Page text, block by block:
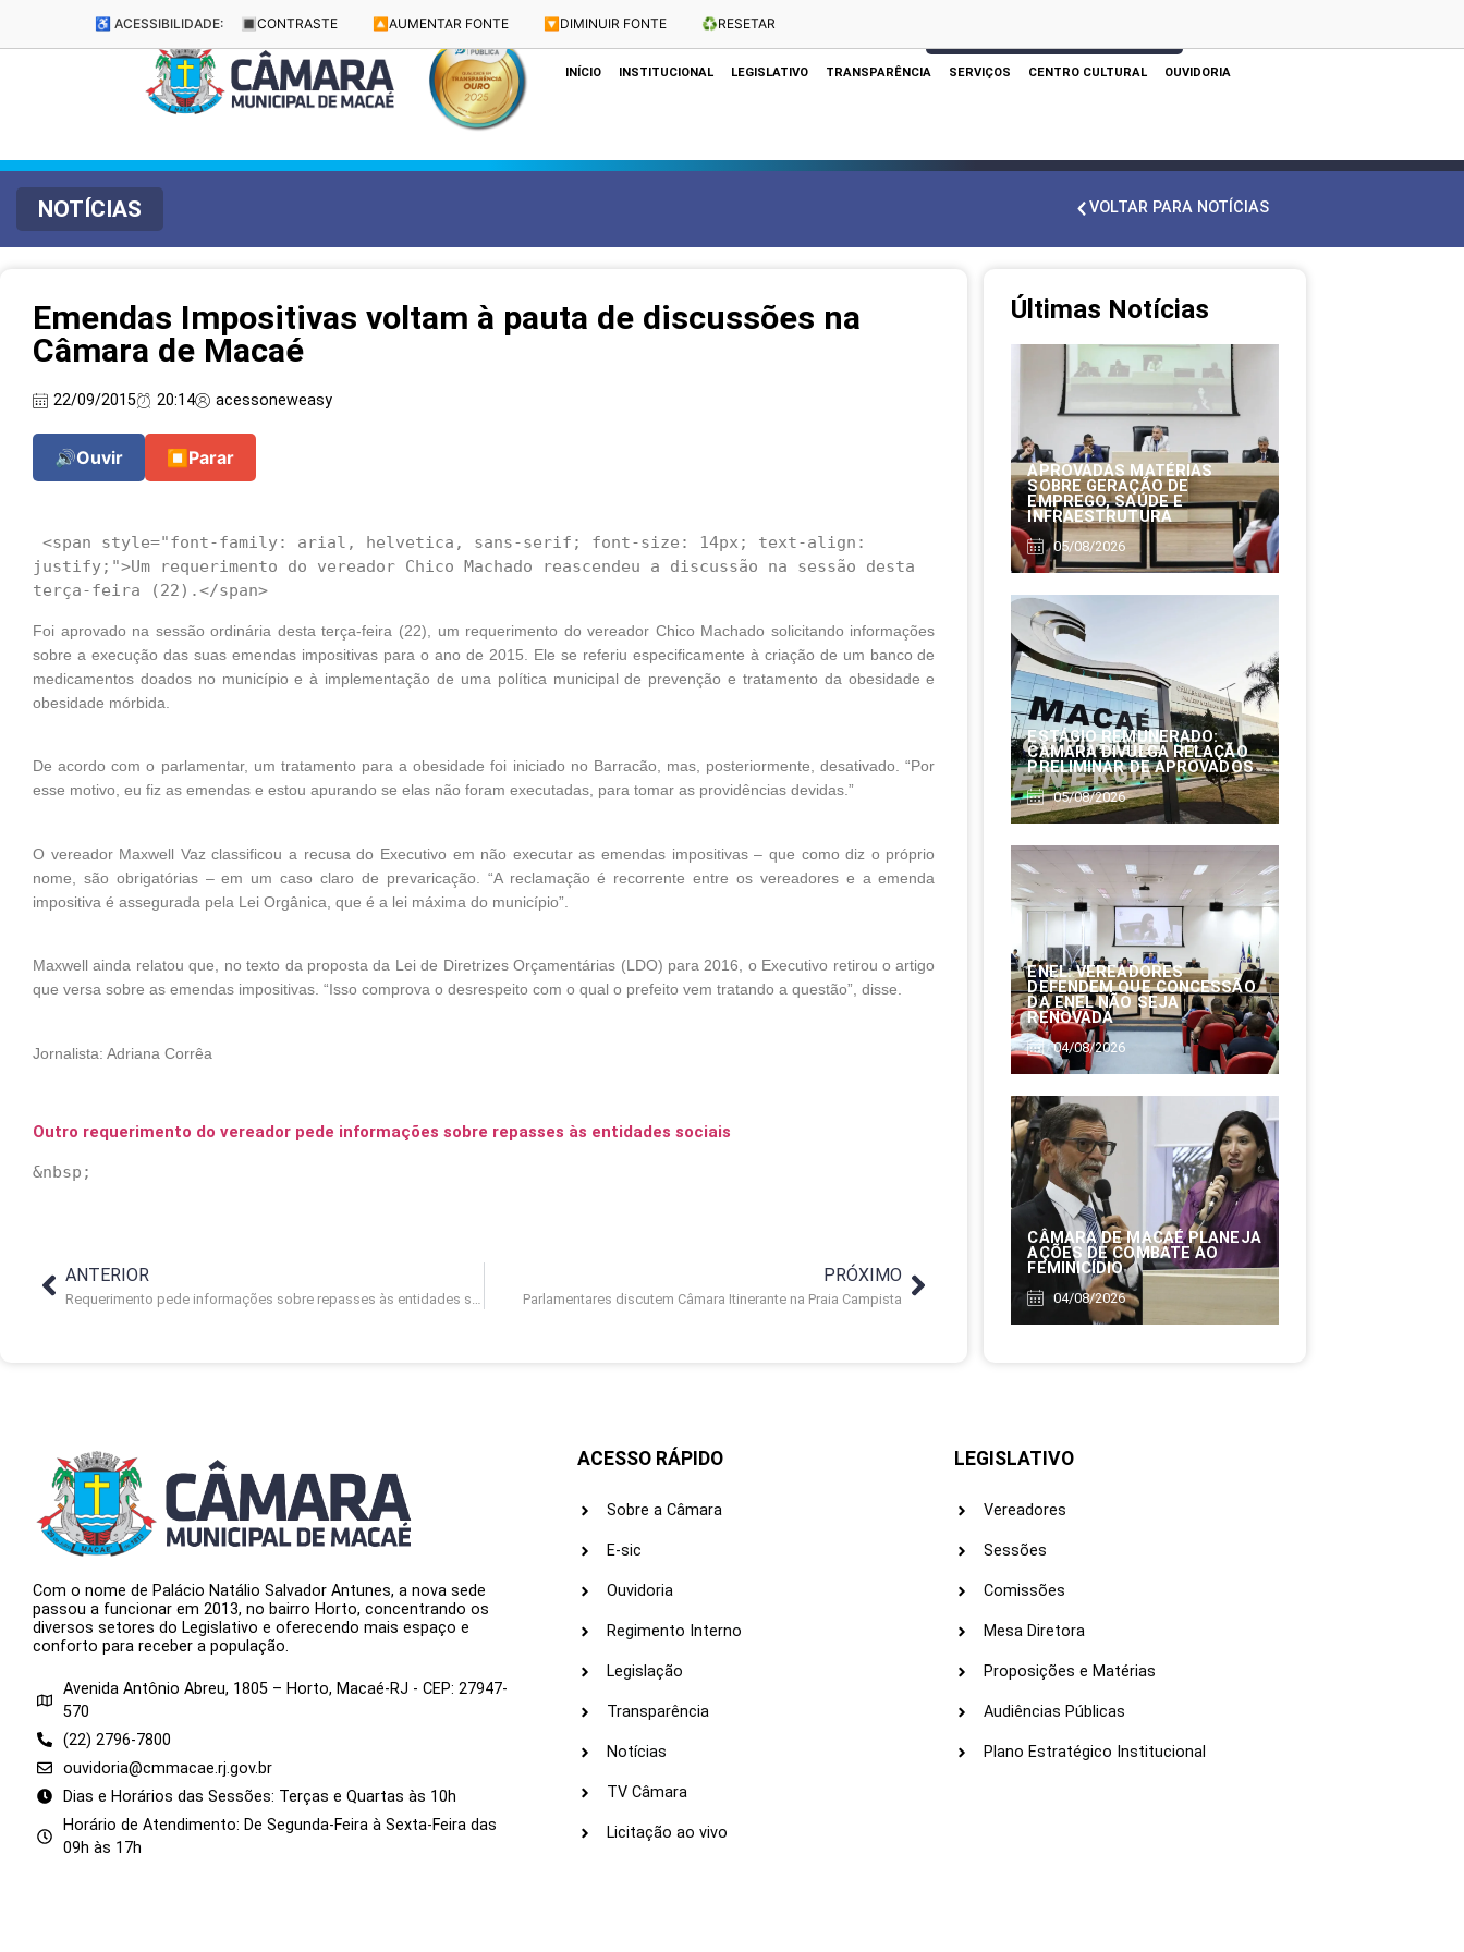
♿ ACESSIBILIDADE: 🔳 CONTRASTE 🔼 AUMENTAR FONTE 🔽 DIMINUIR FONTE ♻️RESETAR
Dias e Horários das Sessões: Terças e Quartas às 10h
INÍCIO INSTITUCIONAL LEGISLATIVO TRANSPARÊNCIA SERVIÇOS CENTRO CULTURAL OUVIDORIA
NOTÍCIAS VOLTAR PARA NOTÍCIAS
Emendas Impositivas voltam à pauta de discussões na
Câmara de Macaé
22/09/2015 20:14 acessoneweasy
🔊Ouvir ⏹ Parar
justify;">Um requerimento do vereador Chico Machado reascendeu a discussão na sessão desta
Foi aprovado na sessão ordinária desta terça-feira (22), um requerimento do vereador Chico Machado solicitando informações
sobre a execução das suas emendas impositivas para o ano de 2015. Ele se referiu especificamente à criação de um banco de
medicamentos doados no município e à implementação de uma política municipal de prevenção e tratamento da obesidade e
obesidade mórbida.
De acordo com o parlamentar, um tratamento para a obesidade foi iniciado no Barracão, mas, posteriormente, desativado. “Por
esse motivo, eu fiz as emendas e estou apurando se elas não foram executadas, para tomar as providências devidas.”
O vereador Maxwell Vaz classificou a recusa do Executivo em não executar as emendas impositivas – que como diz o próprio
nome, são obrigatórias – em um caso claro de prevaricação. “A reclamação é recorrente entre os vereadores e a emenda
impositiva é assegurada pela Lei Orgânica, que é a lei máxima do município”.
Maxwell ainda relatou que, no texto da proposta da Lei de Diretrizes Orçamentárias (LDO) para 2016, o Executivo retirou o artigo
que versa sobre as emendas impositivas. “Isso comprova o desrespeito com o qual o prefeito vem tratando a questão”, disse.
Jornalista: Adriana Corrêa
Outro requerimento do vereador pede informações sobre repasses às entidades sociais
ANTERIOR PRÓXIMO
Parlamentares discutem Câmara Itinerante na Praia Campista
Últimas Notícias
APROVADAS MATÉRIAS
SOBRE GERAÇÃO DE
EMPREGO, SAÚDE E
INFRAESTRUTURA
05/08/2026
ESTÁGIO REMUNERADO:
CÂMARA DIVULGA RELAÇÃO
PRELIMINAR DE APROVADOS
05/08/2026
ENEL: VEREADORES
DEFENDEM QUE CONCESSÃO
DA ENEL NÃO SEJA
RENOVADA
04/08/2026
CÂMARA DE MACAÉ PLANEJA
AÇÕES DE COMBATE AO
FEMINICÍDIO
04/08/2026
Com o nome de Palácio Natálio Salvador Antunes, a nova sede
passou a funcionar em 2013, no bairro Horto, concentrando os
diversos setores do Legislativo e oferecendo mais espaço e
conforto para receber a população.
Avenida Antônio Abreu, 1805 – Horto, Macaé-RJ - CEP: 27947-
570
(22) 2796-7800
ouvidoria@cmmacae.rj.gov.br
Dias e Horários das Sessões: Terças e Quartas às 10h
Horário de Atendimento: De Segunda-Feira à Sexta-Feira das
09h às 17h
ACESSO RÁPIDO
Sobre a Câmara
E-sic
Ouvidoria
Regimento Interno
Legislação
Transparência
Notícias
TV Câmara
Licitação ao vivo
LEGISLATIVO
Vereadores
Sessões
Comissões
Mesa Diretora
Proposições e Matérias
Audiências Públicas
Plano Estratégico Institucional